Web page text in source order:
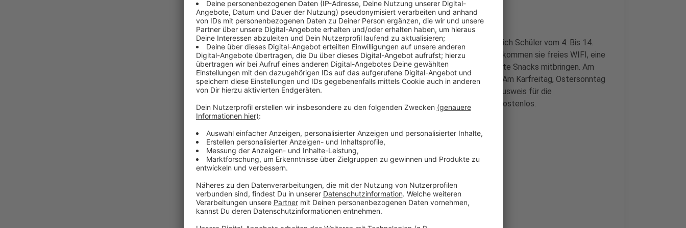
Anzeige
Während die Bibliothek selbst schon um 18 Uhr schließt, können sich Schüler vom 4. Bis 14.
April noch bis 20 Uhr dort gemeinsam zum Lernen treffen. Hier bekommen sie freies WIFI, eine
Flipchart und kostenlosen Kaffee oder Tee, und dürfen selbst kalte Snacks mitbringen. Am
Ostersamstag ist der Lernort vier zusätzliche Stunden geöffnet. Am Karfreitag, Ostersonntag
und Ostermontag bleibt die Stadtbibliothek geschlossen. Einen Ausweis für die
Stadtbibliothek brauchen die Schüler nicht, und das Angebot ist kostenlos.
Weitere Meldungen aus Leverkusen
Leverkusen: Einbruch in Montanus Realschule